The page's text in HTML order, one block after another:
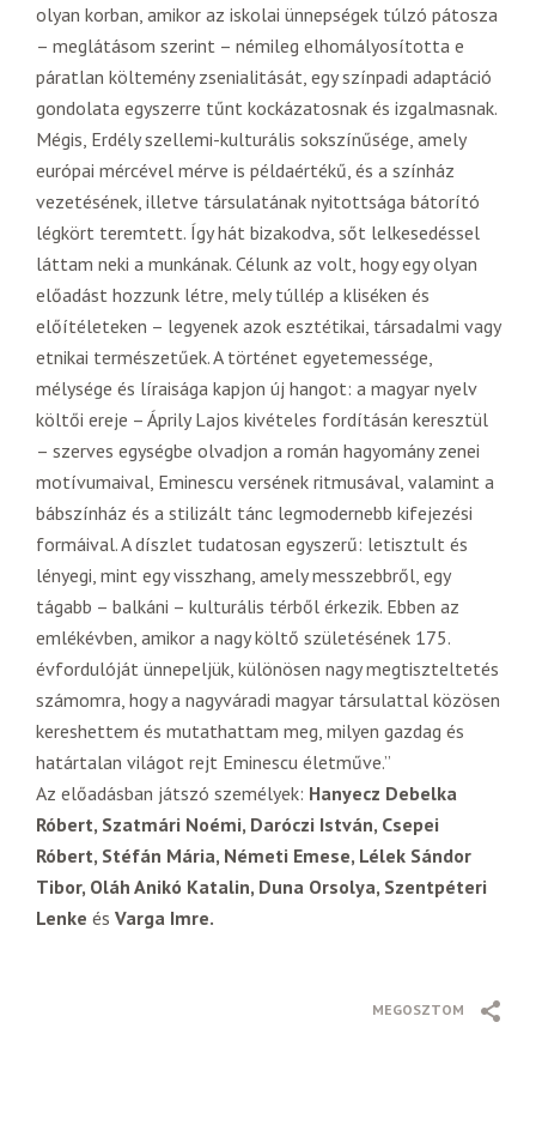
olyan korban, amikor az iskolai ünnepségek túlzó pátosza
– meglátásom szerint – némileg elhomályosította e
páratlan költemény zsenialitását, egy színpadi adaptáció
gondolata egyszerre tűnt kockázatosnak és izgalmasnak.
Mégis, Erdély szellemi-kulturális sokszínűsége, amely
európai mércével mérve is példaértékű, és a színház
vezetésének, illetve társulatának nyitottsága bátorító
légkört teremtett. Így hát bizakodva, sőt lelkesedéssel
láttam neki a munkának. Célunk az volt, hogy egy olyan
előadást hozzunk létre, mely túllép a kliséken és
előítéleteken – legyenek azok esztétikai, társadalmi vagy
etnikai természetűek. A történet egyetemessége,
mélysége és líraisága kapjon új hangot: a magyar nyelv
költői ereje – Áprily Lajos kivételes fordításán keresztül
– szerves egységbe olvadjon a román hagyomány zenei
motívumaival, Eminescu versének ritmusával, valamint a
bábszínház és a stilizált tánc legmodernebb kifejezési
formáival. A díszlet tudatosan egyszerű: letisztult és
lényegi, mint egy visszhang, amely messzebbről, egy
tágabb – balkáni – kulturális térből érkezik. Ebben az
emlékévben, amikor a nagy költő születésének 175.
évfordulóját ünnepeljük, különösen nagy megtiszteltetés
számomra, hogy a nagyváradi magyar társulattal közösen
kereshettem és mutathattam meg, milyen gazdag és
határtalan világot rejt Eminescu életműve.”
Az előadásban játszó személyek: Hanyecz Debelka
Róbert, Szatmári Noémi, Daróczi István, Csepei
Róbert, Stéfán Mária, Németi Emese, Lélek Sándor
Tibor, Oláh Anikó Katalin, Duna Orsolya, Szentpéteri
Lenke és Varga Imre.
MEGOSZTOM